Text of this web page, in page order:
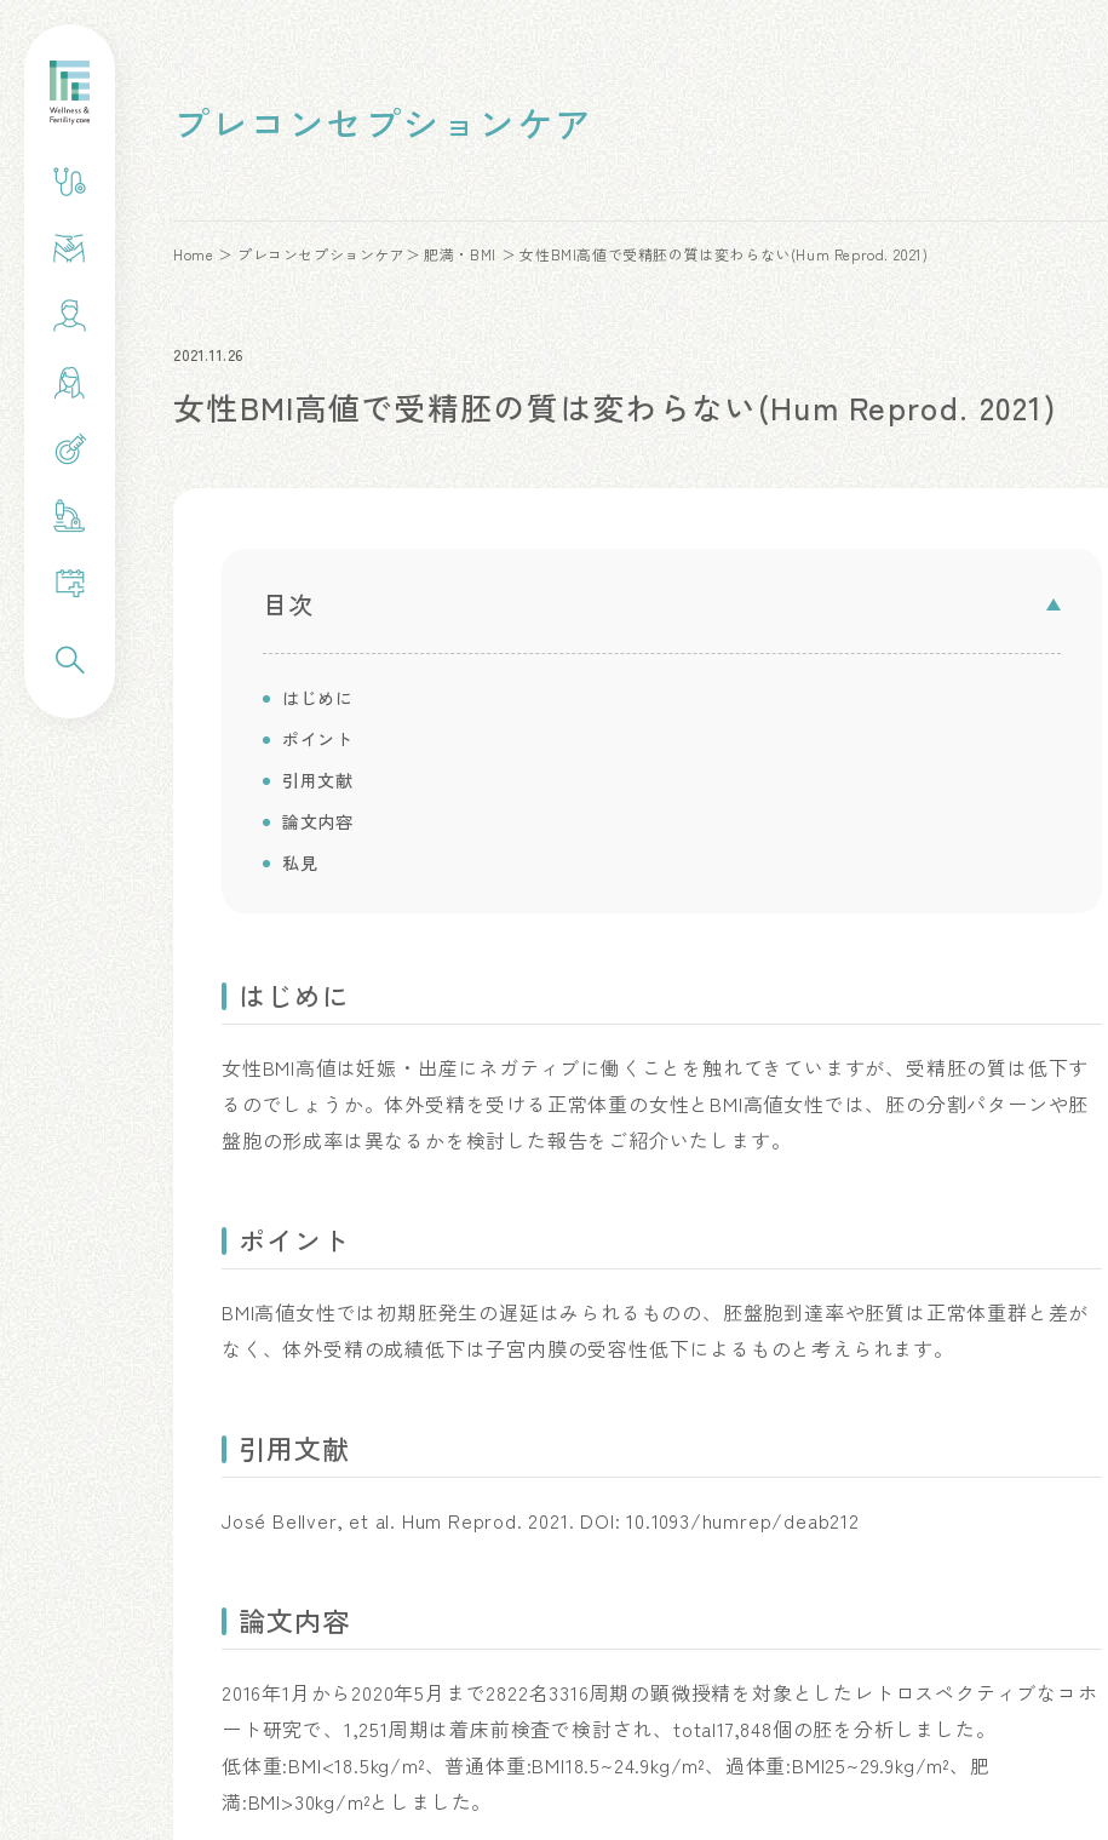
プレコンセプションケア
Home プレコンセプションケア 肥満・BMI 女性BMI高値で受精胚の質は変わらない(Hum Reprod. 2021)
2021.11.26
女性BMI高値で受精胚の質は変わらない(Hum Reprod. 2021)
目次
はじめに
ポイント
引用文献
論文内容
私見
はじめに
女性BMI高値は妊娠・出産にネガティブに働くことを触れてきていますが、受精胚の質は低下す
るのでしょうか。体外受精を受ける正常体重の女性とBMI高値女性では、胚の分割パターンや胚
盤胞の形成率は異なるかを検討した報告をご紹介いたします。
ポイント
BMI高値女性では初期胚発生の遅延はみられるものの、胚盤胞到達率や胚質は正常体重群と差が
なく、体外受精の成績低下は子宮内膜の受容性低下によるものと考えられます。
引用文献
José Bellver, et al. Hum Reprod. 2021. DOI: 10.1093/humrep/deab212
論文内容
2016年1月から2020年5月まで2822名3316周期の顕微授精を対象としたレトロスペクティブなコホ
ート研究で、1,251周期は着床前検査で検討され、total17,848個の胚を分析しました。
低体重:BMI<18.5kg/m²、普通体重:BMI18.5~24.9kg/m²、過体重:BMI25~29.9kg/m²、肥
満:BMI>30kg/m²としました。